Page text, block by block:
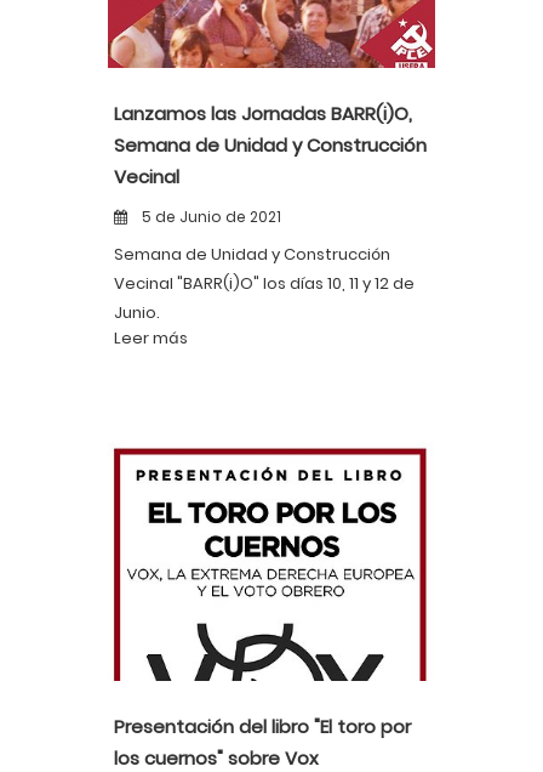
Lanzamos las Jornadas BARR(i)O,
Semana de Unidad y Construcción
Vecinal
5 de Junio de 2021
Semana de Unidad y Construcción
Vecinal "BARR(i)O" los días 10, 11 y 12 de
Junio.
Leer más
Presentación del libro "El toro por
los cuernos" sobre Vox